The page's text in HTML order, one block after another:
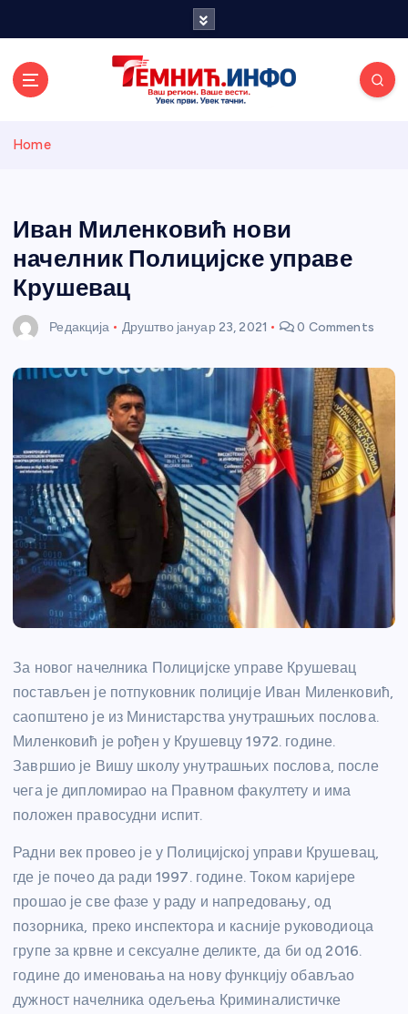
и портал
Home
Иван Миленковић нови
начелник Полицијске управе
Крушевац
Редакција Друштво јануар 23, 2021 0 Comments
За новог начелника Полицијске управе Крушевац
постављен је потпуковник полиције Иван Миленковић,
саопштено је из Министарства унутрашњих послова.
Миленковић је рођен у Крушевцу 1972. године.
Завршио је Вишу школу унутрашњих послова, после
чега је дипломирао на Правном факултету и има
положен правосудни испит.
Радни век провео је у Полицијској управи Крушевац,
где је почео да ради 1997. године. Током каријере
прошао је све фазе у раду и напредовању, од
позорника, преко инспектора и касније руководиоца
групе за крвне и сексуалне деликте, да би од 2016.
године до именовања на нову функцију обављао
дужност начелника одељења Криминалистичке